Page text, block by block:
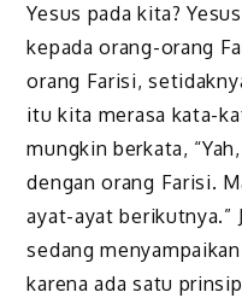
Yesus pada kita?
kepada orang-orang
orang Farisi,
itu kita merasa kata-
mungkin berkata,
dengan orang Farisi.
ayat-ayat berikutnya.”
sedang
karena ada satu